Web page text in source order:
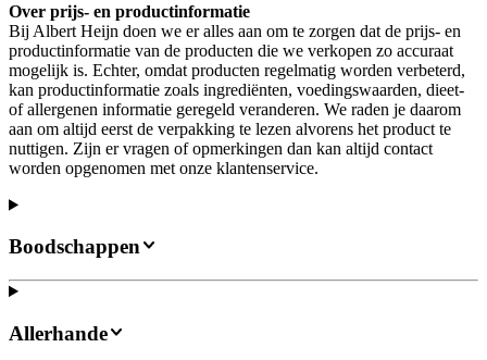
Over prijs- en productinformatie
Bij Albert Heijn doen we er alles aan om te zorgen dat de prijs- en
productinformatie van de producten die we verkopen zo accuraat
mogelijk is. Echter, omdat producten regelmatig worden verbeterd,
kan productinformatie zoals ingrediënten, voedingswaarden, dieet-
of allergenen informatie geregeld veranderen. We raden je daarom
aan om altijd eerst de verpakking te lezen alvorens het product te
nuttigen. Zijn er vragen of opmerkingen dan kan altijd contact
worden opgenomen met onze klantenservice.
Boodschappen
Allerhande